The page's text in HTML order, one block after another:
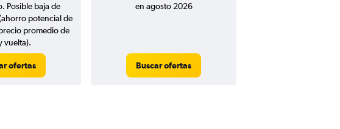
Posible baja de
potencial de
promedio de
vuelta).
ofertas
en agosto 2026
Buscar ofertas